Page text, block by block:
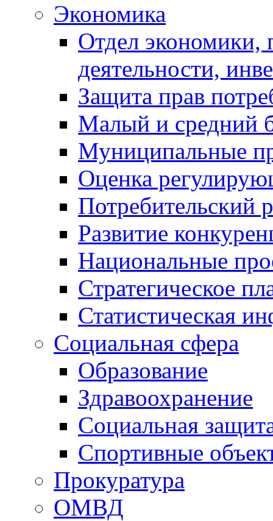
Экономика
Отдел экономики,
деятельности,
Защита прав
Малый и средний
Муниципальные
Оценка
Потребительский
Развитие
Национальные
Стратегическое
Статистическая
Социальная сфера
Образование
Здравоохранение
Социальная
Спортивные
Прокуратура
ОМВД